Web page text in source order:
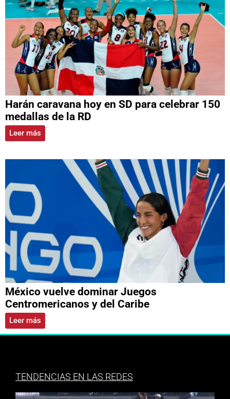
Harán caravana hoy en SD para celebrar 150
medallas de la RD
Leer más
México vuelve dominar Juegos
Centromericanos y del Caribe
Leer más
TENDENCIAS EN LAS REDES